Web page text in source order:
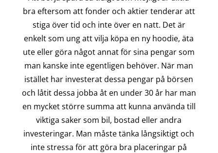
bra eftersom att fonder och aktier tenderar att
stiga över tid och inte över en natt. Det är
enkelt som ung att vilja köpa en ny hoodie, äta
ute eller göra något annat för sina pengar som
man kanske inte egentligen behöver. När man
istället har investerat dessa pengar på börsen
och låtit dessa jobba åt en under 30 år har man
en mycket större summa att kunna använda till
viktiga saker som bil, bostad eller andra
investeringar. Man måste tänka långsiktigt och
inte stressa för att göra bra placeringar på